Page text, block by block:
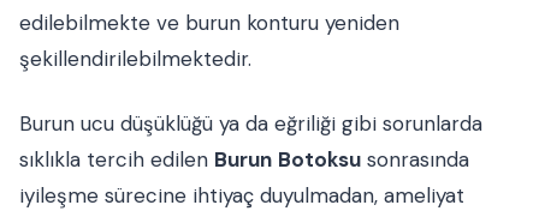
edilebilmekte ve burun konturu yeniden
şekillendirilebilmektedir.
Burun ucu düşüklüğü ya da eğriliği gibi sorunlarda
sıklıkla tercih edilen Burun Botoksu sonrasında
iyileşme sürecine ihtiyaç duyulmadan, ameliyat